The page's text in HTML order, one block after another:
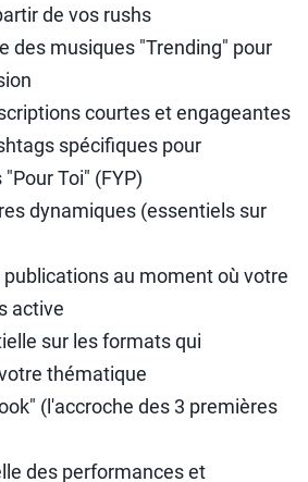
de vos rushs
des musiques "Trending" pour
courtes et engageantes
spécifiques pour
Toi" (FYP)
dynamiques (essentiels sur
au moment où votre
active
sur les formats qui
thématique
(l'accroche des 3 premières
des performances et